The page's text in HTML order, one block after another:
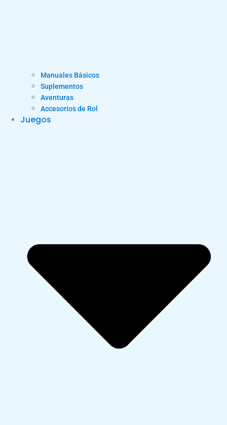
Manuales Básicos
Suplementos
Aventuras
Accesorios de Rol
Juegos